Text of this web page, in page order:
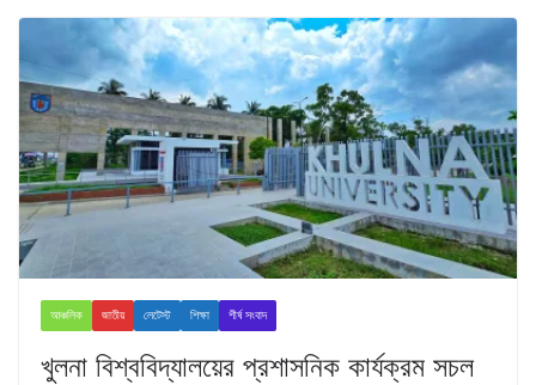
আঞ্চলিক জাতীয় লেটেস্ট শিক্ষা শীর্ষ সংবাদ
খুলনা বিশ্ববিদ্যালয়ের প্রশাসনিক কার্যক্রম সচল